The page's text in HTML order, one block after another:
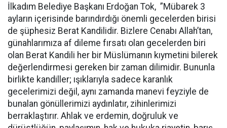
İlkadım Belediye Başkanı Erdoğan Tok, ”Mübarek 3
ayların içerisinde barındırdığı önemli gecelerden birisi
de şüphesiz Berat Kandilidir. Bizlere Cenabı Allah’tan,
günahlarımıza af dileme fırsatı olan gecelerden biri
olan Berat Kandili her bir Müslümanın kıymetini bilerek
değerlendirmesi gereken bir zaman dilimidir. Bununla
birlikte kandiller; ışıklarıyla sadece karanlık
gecelerimizi değil, aynı zamanda manevi feyziyle de
bunalan gönüllerimizi aydınlatır, zihinlerimizi
berraklaştırır. Ahlak ve erdemin, doğruluk ve